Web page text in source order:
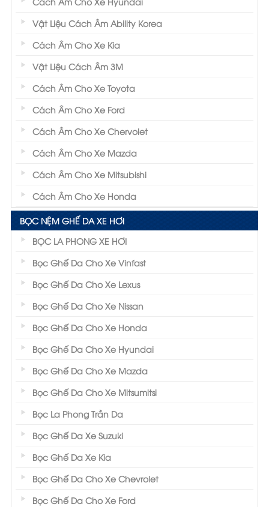
Vật Liệu Cách Âm Ability Korea
Cách Âm Cho Xe Kia
Vật Liệu Cách Âm 3M
Cách Âm Cho Xe Toyota
Cách Âm Cho Xe Ford
Cách Âm Cho Xe Chervolet
Cách Âm Cho Xe Mazda
Cách Âm Cho Xe Mitsubishi
Cách Âm Cho Xe Honda
BỌC NỆM GHẾ DA XE HƠI
BỌC LA PHONG XE HƠI
Bọc Ghế Da Cho Xe Vinfast
Bọc Ghế Da Cho Xe Lexus
Bọc Ghế Da Cho Xe Nissan
Bọc Ghế Da Cho Xe Honda
Bọc Ghế Da Cho Xe Hyundai
Bọc Ghế Da Cho Xe Mazda
Bọc Ghế Da Cho Xe Mitsumitsi
Bọc La Phong Trần Da
Bọc Ghế Da Xe Suzuki
Bọc Ghế Da Xe Kia
Bọc Ghế Da Cho Xe Chevrolet
Bọc Ghế Da Cho Xe Ford